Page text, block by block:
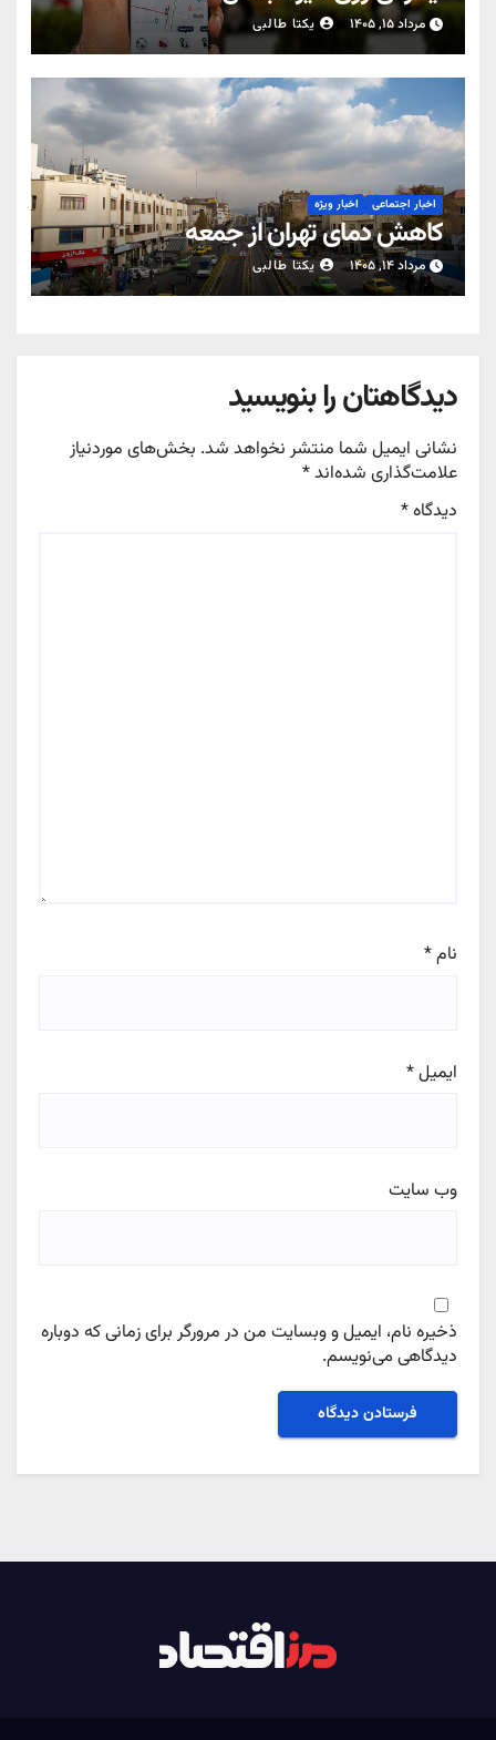
مرداد ۱۵, ۱۴۰۵ یکتا طالبی
اخبار اجتماعی اخبار ویژه
کاهش دمای تهران از جمعه
مرداد ۱۴, ۱۴۰۵ یکتا طالبی
دیدگاهتان را بنویسید
نشانی ایمیل شما منتشر نخواهد شد. بخش‌های موردنیاز
علامت‌گذاری شده‌اند*
دیدگاه*
نام*
ایمیل*
وب‌ سایت
ذخیره نام، ایمیل و وبسایت من در مرورگر برای زمانی که دوباره
دیدگاهی می‌نویسم.